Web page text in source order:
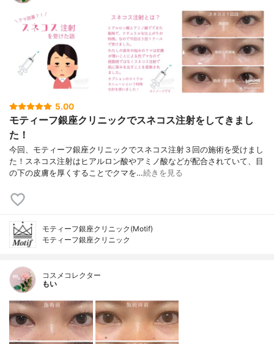
5.00
モティーフ銀座クリニックでスネコス注射をしてきまし
た！
今回、モティーフ銀座クリニックでスネコス注射３回の施術を受けまし
た！スネコス注射はヒアルロン酸やアミノ酸などが配合されていて、目
の下の皮膚を厚くすることでクマを…続きを見る
モティーフ銀座クリニック(Motif)
モティーフ銀座クリニック
コスメコレクター
もい